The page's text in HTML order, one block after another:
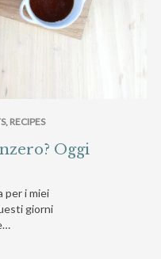
, RECIPES
Oggi
per i miei
giorni